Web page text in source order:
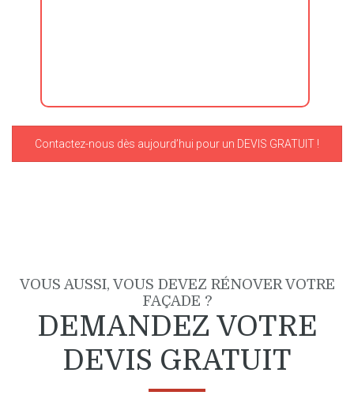
Contactez-nous dès aujourd’hui pour un DEVIS GRATUIT !
VOUS AUSSI, VOUS DEVEZ RÉNOVER VOTRE
FAÇADE ?
DEMANDEZ VOTRE
DEVIS GRATUIT